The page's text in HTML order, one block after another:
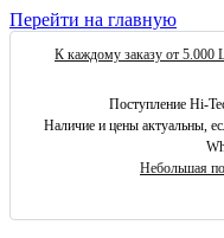
Перейти на главную
К каждому заказу от 5.000
Поступление Hi-
Наличие и цены актуальны,
Небольшая